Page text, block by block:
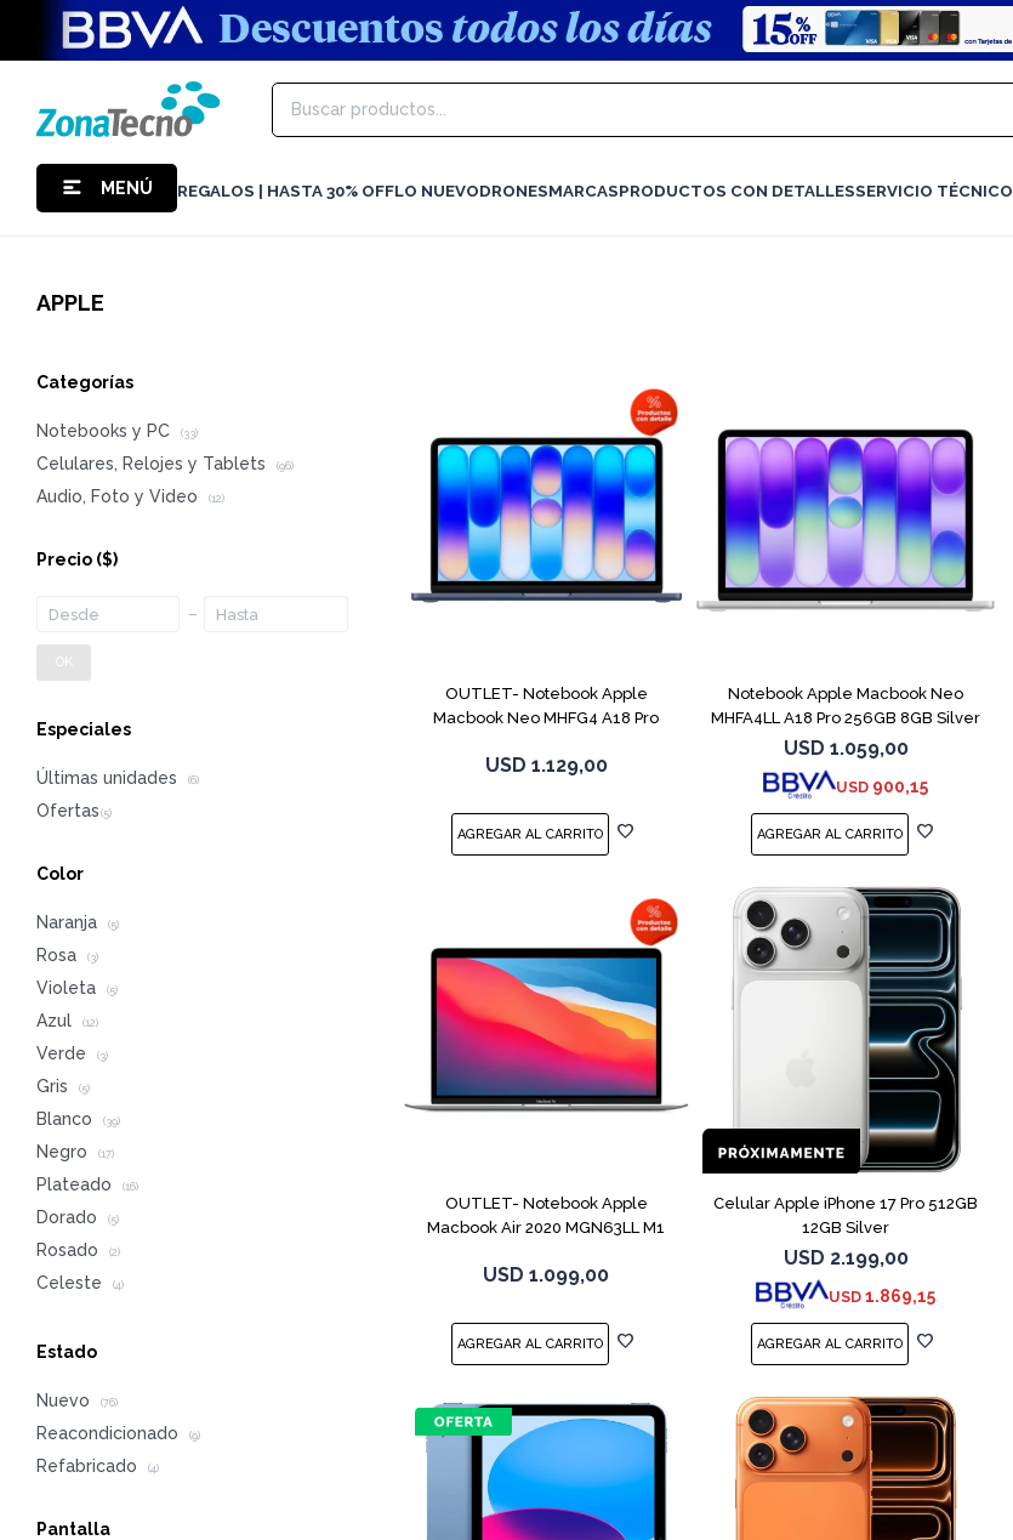
MENÚ REGALOS | HASTA 30% OFFLO NUEVODRONESMARCASPRODUCTOS CON DETALLESSERVICIO TÉCNICO
APPLE
OUTLET- Notebook Apple
Macbook Neo MHFG4 A18 Pro
USD 1.129,00
Notebook Apple Macbook Neo
MHFA4LL A18 Pro 256GB 8GB Silver
USD 1.059,00
USD 900,15
OUTLET- Notebook Apple
Macbook Air 2020 MGN63LL M1
USD 1.099,00
Celular Apple iPhone 17 Pro 512GB
12GB Silver
USD 2.199,00
USD 1.869,15
COMPARAR
Categorías
Notebooks y PC (33)
Celulares, Relojes y Tablets (96)
Audio, Foto y Video (12)
Precio ($)
OK
Especiales
Últimas unidades (6)
Color
Naranja (5)
Rosa (3)
Violeta (5)
Azul (12)
Verde (3)
Gris (5)
Blanco (39)
Negro (17)
Plateado (16)
Dorado (5)
Rosado (2)
Celeste (4)
Estado
Nuevo (76)
Reacondicionado (9)
Refabricado (4)
Pantalla